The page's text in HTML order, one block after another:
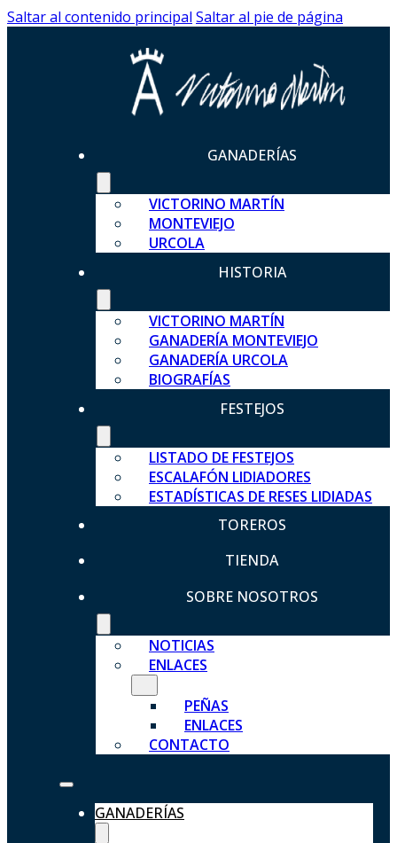
Saltar al contenido principal Saltar al pie de página
GANADERÍAS
VICTORINO MARTÍN
MONTEVIEJO
URCOLA
HISTORIA
VICTORINO MARTÍN
GANADERÍA MONTEVIEJO
GANADERÍA URCOLA
BIOGRAFÍAS
FESTEJOS
LISTADO DE FESTEJOS
ESCALAFÓN LIDIADORES
ESTADÍSTICAS DE RESES LIDIADAS
TOREROS
TIENDA
SOBRE NOSOTROS
NOTICIAS
ENLACES
PEÑAS
ENLACES
CONTACTO
GANADERÍAS